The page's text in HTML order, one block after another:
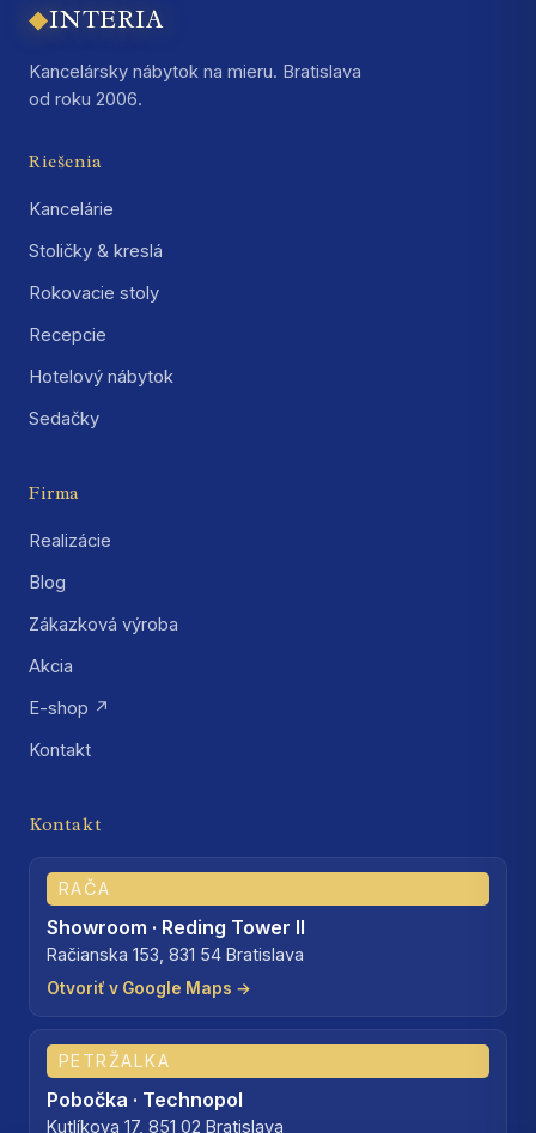
◆INTERIA
Kancelársky nábytok na mieru. Bratislava
od roku 2006.
Riešenia
Kancelárie
Stoličky & kreslá
Rokovacie stoly
Recepcie
Hotelový nábytok
Sedačky
Firma
Realizácie
Blog
Zákazková výroba
Akcia
E-shop ↗
Kontakt
Kontakt
RAČA
Showroom · Reding Tower II
Račianska 153, 831 54 Bratislava
Otvoriť v Google Maps →
PETRŽALKA
Pobočka · Technopol
Kutlíkova 17, 851 02 Bratislava